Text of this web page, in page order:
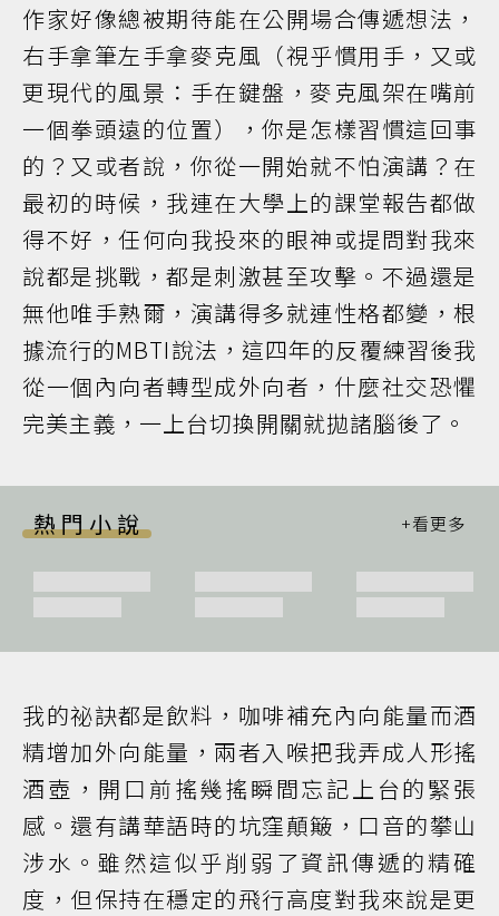
作家好像總被期待能在公開場合傳遞想法，
右手拿筆左手拿麥克風（視乎慣用手，又或
更現代的風景：手在鍵盤，麥克風架在嘴前
一個拳頭遠的位置），你是怎樣習慣這回事
的？又或者說，你從一開始就不怕演講？在
最初的時候，我連在大學上的課堂報告都做
得不好，任何向我投來的眼神或提問對我來
說都是挑戰，都是刺激甚至攻擊。不過還是
無他唯手熟爾，演講得多就連性格都變，根
據流行的MBTI說法，這四年的反覆練習後我
從一個內向者轉型成外向者，什麼社交恐懼
完美主義，一上台切換開關就拋諸腦後了。
熱門小說
我的祕訣都是飲料，咖啡補充內向能量而酒
精增加外向能量，兩者入喉把我弄成人形搖
酒壺，開口前搖幾搖瞬間忘記上台的緊張
感。還有講華語時的坑窪顛簸，口音的攀山
涉水。雖然這似乎削弱了資訊傳遞的精確
度，但保持在穩定的飛行高度對我來說是更